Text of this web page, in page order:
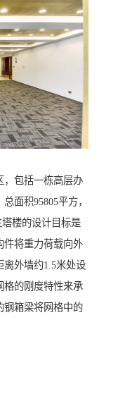
，包括一栋高层办
面积95805平方，
塔楼的设计目标是
件将重力荷载向外
外墙约1.5米处设
格的刚度特性来承
钢箱梁将网格中的